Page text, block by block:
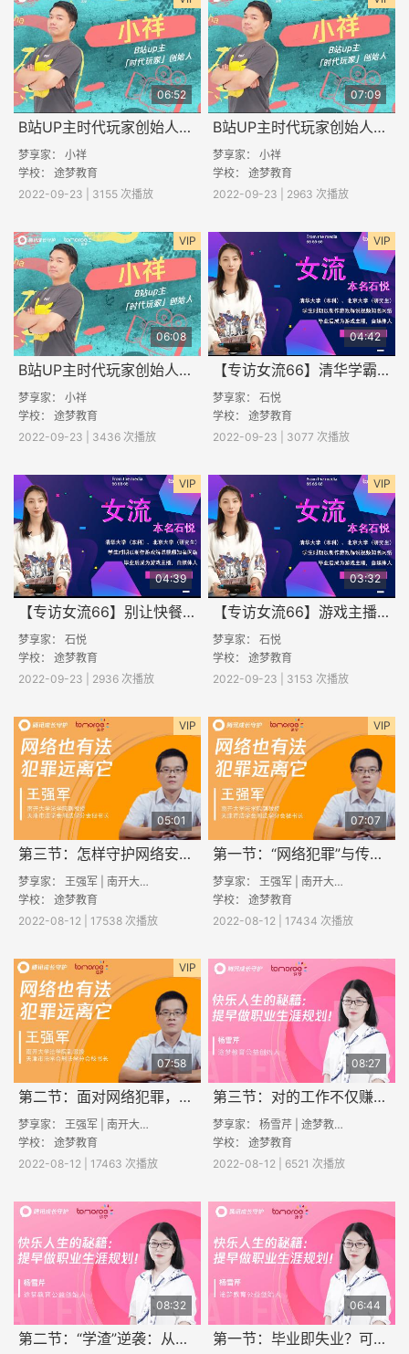
06:52
B站UP主时代玩家创始人小祥专访（三）
梦享家： 小祥
学校： 途梦教育
2022-09-23 | 3155 次播放
07:09
B站UP主时代玩家创始人小祥专访（二）
梦享家： 小祥
学校： 途梦教育
2022-09-23 | 2963 次播放
VIP
06:08
B站UP主时代玩家创始人小祥专访（一）
梦享家： 小祥
学校： 途梦教育
2022-09-23 | 3436 次播放
VIP
04:42
【专访女流66】清华学霸做游戏主播，是什么体验？（一）
梦享家： 石悦
学校： 途梦教育
2022-09-23 | 3077 次播放
VIP
04:39
【专访女流66】别让快餐文化毁了你（三）
梦享家： 石悦
学校： 途梦教育
2022-09-23 | 2936 次播放
VIP
03:32
【专访女流66】游戏主播背后，坚持大于热爱（二）
梦享家： 石悦
学校： 途梦教育
2022-09-23 | 3153 次播放
VIP
05:01
第三节：怎样守护网络安全？
梦享家： 王强军 | 南开大学法学院副教授
学校： 途梦教育
2022-08-12 | 17538 次播放
VIP
07:07
第一节：“网络犯罪”与传统犯罪行为的区别？
梦享家： 王强军 | 南开大学法学院副教授
学校： 途梦教育
2022-08-12 | 17434 次播放
VIP
07:58
第二节：面对网络犯罪，如何保护你我他
梦享家： 王强军 | 南开大学法学院副教授
学校： 途梦教育
2022-08-12 | 17463 次播放
08:27
第三节：对的工作不仅赚钱，还能赚取“幸福感”
梦享家： 杨雪芹 | 途梦教育创始人
学校： 途梦教育
2022-08-12 | 6521 次播放
08:32
第二节：“学渣”逆袭：从事梦想中的工作有多爽
06:44
第一节：毕业即失业？可能是你选错了专业